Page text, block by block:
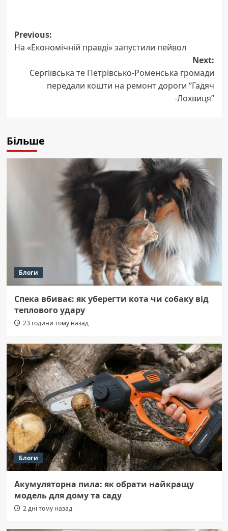
Post
navigation
Previous:
На «Економічній правді» запустили пейвол
Next:
Сергіївська те Петрівсько-Роменська громади
передали кошти на ремонт дороги “Гадяч
-Лохвиця”
Більше
Блоги
Спека вбиває: як уберегти кота чи собаку від
теплового удару
23 години тому назад
Блоги
Акумуляторна пила: як обрати найкращу
модель для дому та саду
2 дні тому назад